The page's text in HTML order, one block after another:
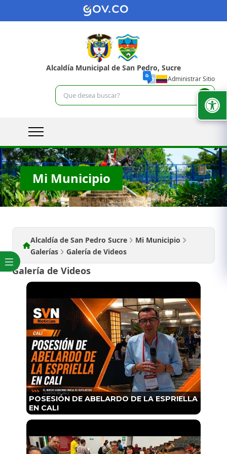
Alcaldía Municipal de San Pedro, Sucre
Administrar Sitio
Mi Municipio
Alcaldía de San Pedro Sucre
Mi Municipio
Galerías
Galería de Videos
Galería de Videos